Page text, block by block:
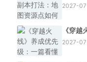
2027-
《穿
2027-